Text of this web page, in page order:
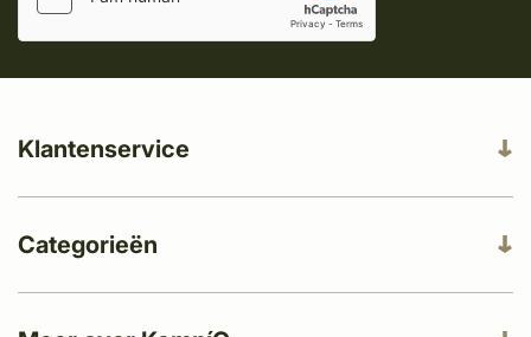
Klantenservice
Categorieën